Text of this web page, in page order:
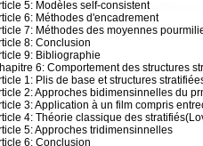
5: Modèles self-consistent
6: Méthodes d'encadrement
7: Méthodes des moyennes
8: Conclusion
9: Bibliographie
6: Comportement des structures
1: Plis de base et structures
2: Approches bidimensinnelles du
3: Application à un film compris
4: Théorie classique des
5: Approches tridimensinnelles
6: Conclusion